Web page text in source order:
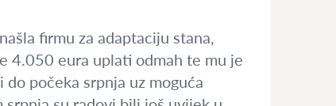
firmu za adaptaciju stana,
4.050 eura uplati odmah te mu je
počeka srpnja uz moguća